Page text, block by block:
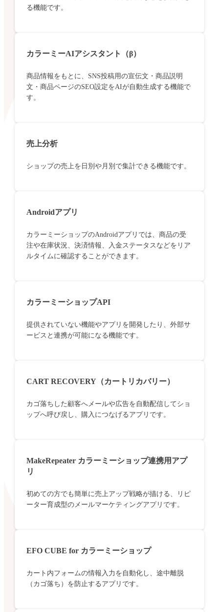
る機能です。
カラーミーAIアシスタント（β）
商品情報をもとに、SNS投稿用の宣伝文・商品説明
文・商品ページのSEO設定をAIが自動生成する機能で
す。
売上分析
ショップの売上を日別や月別で集計できる機能です。
Androidアプリ
カラーミーショップのAndroidアプリでは、商品の受
注や在庫状況、決済情報、入金ステータスなどをリア
ルタイムに確認することができます。
カラーミーショップAPI
提供されていない機能やアプリを開発したり、外部サ
ービスと連携が可能になる機能です。
CART RECOVERY（カートリカバリー）
カゴ落ちした顧客へメールや広告を自動配信してショ
ップへ呼び戻し、購入につなげるアプリです。
MakeRepeater カラーミーショップ連携用アプ
リ
初めての方でも簡単に売上アップ戦略が描ける、リピ
ーター育成型のメールマーケティングアプリです。
EFO CUBE for カラーミーショップ
カート内フォームの情報入力を自動化し、途中離脱
（カゴ落ち）を防止するアプリです。